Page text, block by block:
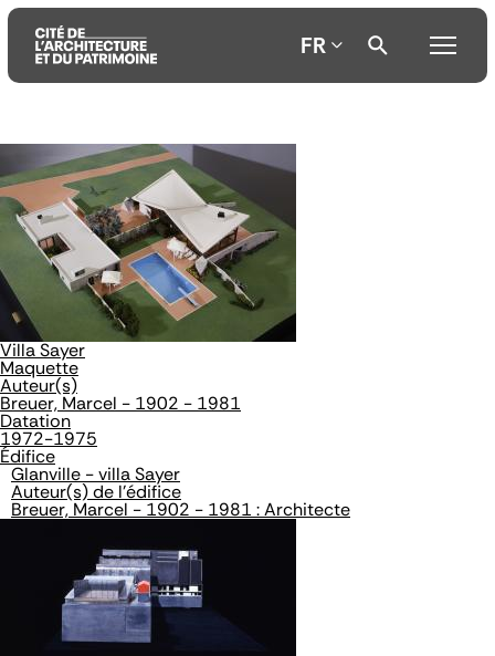
Aller
au
contenu
principal
Aller
au
menu
principal
Aller
à
la
recherche
FR
Villa Sayer
Maquette
Auteur(s)
Breuer, Marcel - 1902 - 1981
Datation
1972-1975
Édifice
Glanville - villa Sayer
Auteur(s) de l'édifice
Breuer, Marcel - 1902 - 1981 : Architecte